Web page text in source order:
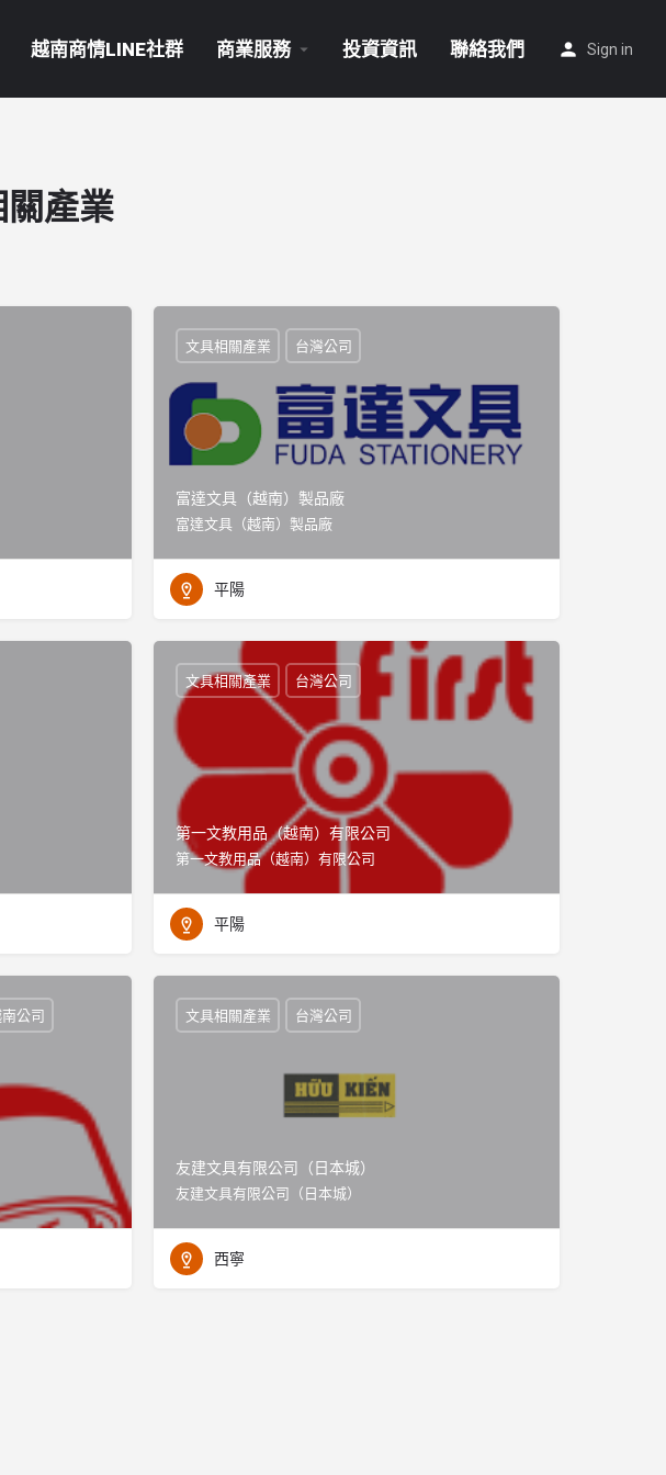
越南商情LINE社群 商業服務 投資資訊 聯絡我們 Sign in
產業
富達文具（越南）製品廠
富達文具（越南）製品廠
文具相關產業 台灣公司
平陽
第一文教用品（越南）有限公司
第一文教用品（越南）有限公司
文具相關產業 台灣公司
平陽
公司
友建文具有限公司（日本城）
友建文具有限公司（日本城）
文具相關產業 台灣公司
西寧